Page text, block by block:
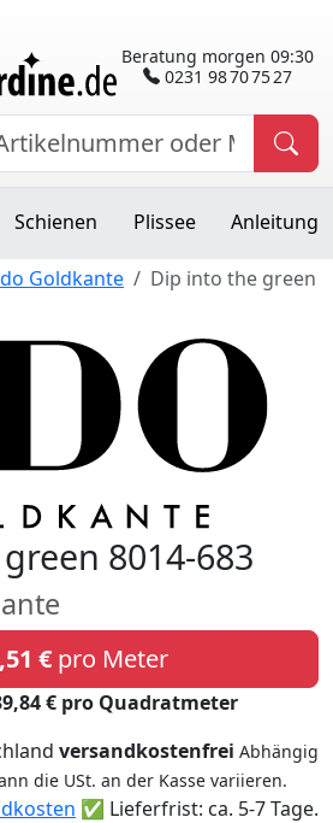
Beratung morgen 09:30
0231 98 70 75 27
Schienen Plissee Anleitung
Goldkante Dip into the green
8014-683
€ pro Meter
€ pro Quadratmeter
versandkostenfrei Abhängig
die USt. an der Kasse variieren.
✅ Lieferfrist: ca. 5-7 Tage.